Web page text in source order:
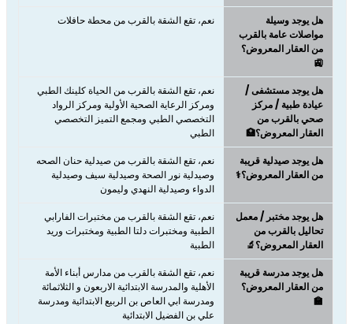
هل يوجد وسيلة
مواصلات عامة بالقرب
من العقار المعروض؟
🚉
نعم، تقع الشقة بالقرب من محطة حافلات
هل يوجد مستشفى /
عيادة طبية / مركز
صحي بالقرب من
العقار المعروض؟🏥
نعم، تقع الشقة بالقرب من الحياة كلينك الطبي
ومركز الرعاية الصحية الأولية ومركز الرواد
التخصصي الطبي ومجمع التميز التخصصي
الطبي
هل يوجد صيدلية قريبة
من العقار المعروض؟⚕️
نعم، تقع الشقة بالقرب من صيدلية حنان الصحه
وصيدلية نور الصحة وصيدلية سيف وصيدلية
الدواء وصيدلية النهدي وليمون
هل يوجد مختبر / معمل
تحاليل بالقرب من
العقار المعروض؟🔬
نعم، تقع الشقة بالقرب من مختبرات الفارابي
الطبية ومختبرات دلتا الطبية ومختبرات وريد
الطبية
هل يوجد مدرسة قريبة
من العقار المعروض؟
🏫
نعم، تقع الشقة بالقرب من مدارس أبناء الأمة
الأهلية والمدرسة الابتدائية الاربعون و الثلاثمائة
ومدرسة ابي العاص بن الربيع الابتدائية ومدرسة
علي بن الفضيل الابتدائية